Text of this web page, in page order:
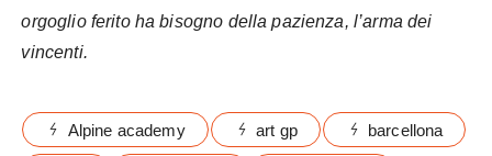
orgoglio ferito ha bisogno della pazienza, l’arma dei
vincenti.
Alpine academy art gp barcellona